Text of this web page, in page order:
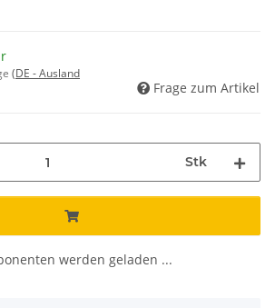
(DE - Ausland
Frage zum Artikel
Stk
werden geladen ...